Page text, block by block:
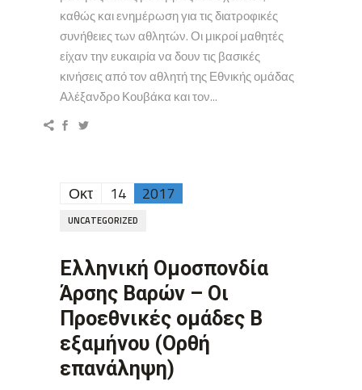
καθώς και ενημέρωση για τις διατροφικές
συνήθειες των αθλητών. Οι μικροί μαθητές
είχαν την ευκαιρία να δουν τις βασικές
κινήσεις από τον αθλητή της Εθνικής ομάδας
Αλέξανδρο Κουβάκα και τον...
Οκτ 14 2017
UNCATEGORIZED
Ελληνική Ομοσπονδία
Άρσης Βαρών – Οι
Προεθνικές ομάδες Β
εξαμήνου (Ορθή
επανάληψη)